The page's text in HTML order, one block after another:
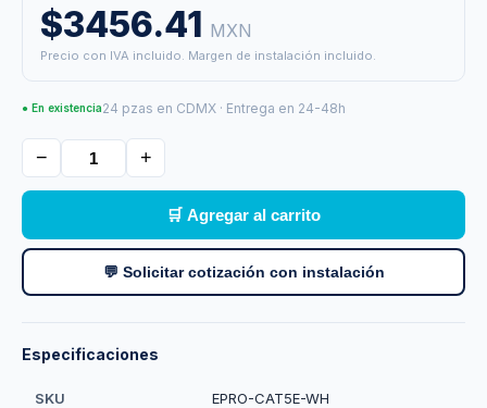
$3456.41 MXN
Precio con IVA incluido. Margen de instalación incluido.
● En existencia24 pzas en CDMX · Entrega en 24-48h
− +
🛒 Agregar al carrito
💬 Solicitar cotización con instalación
Especificaciones
SKU EPRO-CAT5E-WH